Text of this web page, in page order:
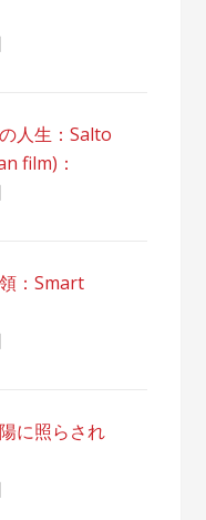
人生：Salto
film)：
：Smart
に照らされ